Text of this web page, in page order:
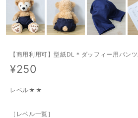
【商用利用可】型紙DL＊ダッフィー用パン
¥250
レベル★★
［レベル一覧］